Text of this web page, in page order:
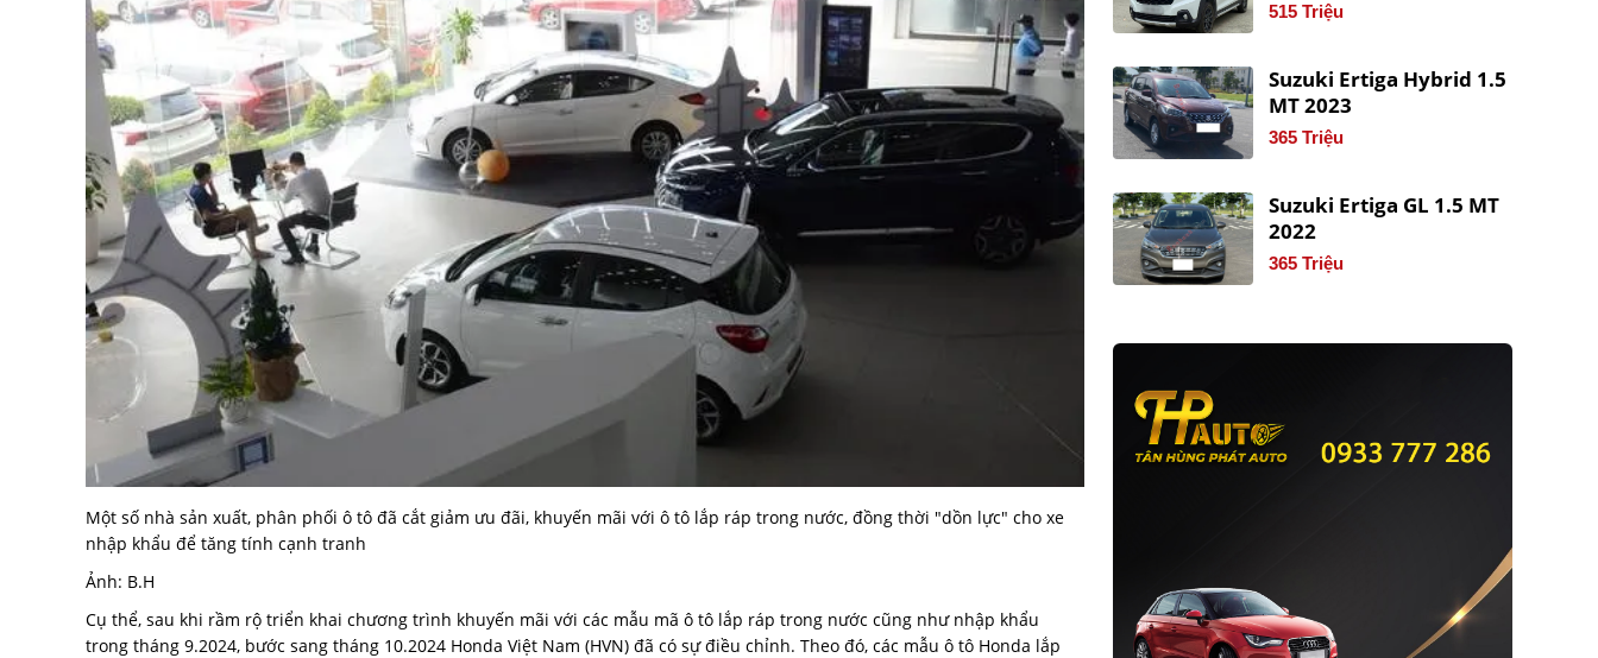
Một số nhà sản xuất, phân phối ô tô đã cắt giảm ưu đãi, khuyến mãi với ô tô lắp ráp trong nước, đồng thời "dồn lực" cho xe
nhập khẩu để tăng tính cạnh tranh
Ảnh: B.H
Cụ thể, sau khi rầm rộ triển khai chương trình khuyến mãi với các mẫu mã ô tô lắp ráp trong nước cũng như nhập khẩu
trong tháng 9.2024, bước sang tháng 10.2024 Honda Việt Nam (HVN) đã có sự điều chỉnh. Theo đó, các mẫu ô tô Honda lắp
515 Triệu
Suzuki Ertiga Hybrid 1.5
MT 2023
365 Triệu
Suzuki Ertiga GL 1.5 MT
2022
365 Triệu